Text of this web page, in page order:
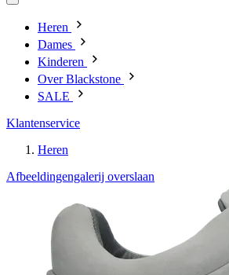
Heren
Dames
Kinderen
Over Blackstone
SALE
Klantenservice
Heren
Afbeeldingengalerij overslaan